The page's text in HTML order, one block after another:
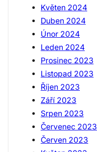
Květen 2024
Duben 2024
Únor 2024
Leden 2024
Prosinec 2023
Listopad 2023
Říjen 2023
Září 2023
Srpen 2023
Červenec 2023
Červen 2023